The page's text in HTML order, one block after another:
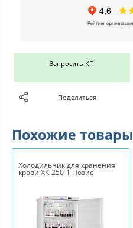
Запросить КП
Поделиться
Похожие товары
Холодильник для хранения
крови ХК-250-1 Позис